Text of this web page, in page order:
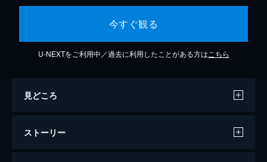
今すぐ観る
U-NEXTをご利用中／過去に利用したことがある方は こちら
見どころ
ストーリー